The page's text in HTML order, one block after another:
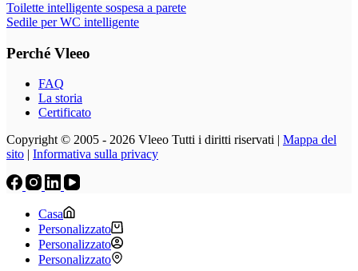
Toilette intelligente sospesa a parete
Sedile per WC intelligente
Perché Vleeo
FAQ
La storia
Certificato
Copyright © 2005 - 2026 Vleeo Tutti i diritti riservati | Mappa del
sito | Informativa sulla privacy
Casa
Personalizzato
Personalizzato
Personalizzato